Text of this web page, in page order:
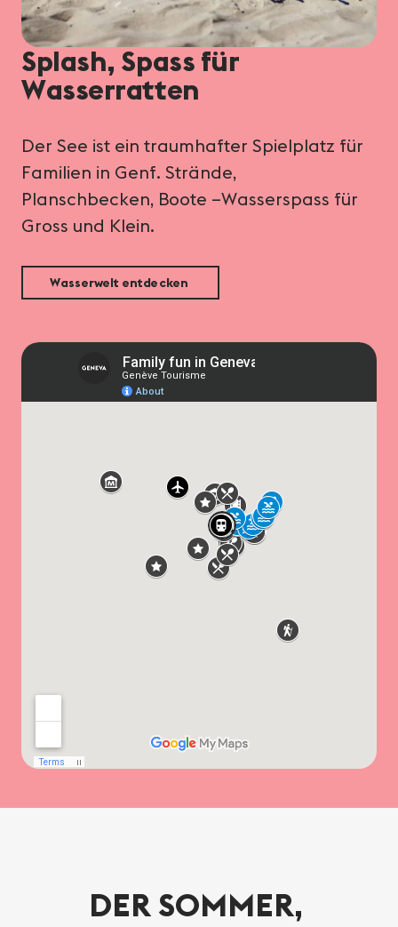
Splash, Spass für
Wasserratten
Der See ist ein traumhafter Spielplatz für
Familien in Genf. Strände,
Planschbecken, Boote –Wasserspass für
Gross und Klein.
Wasserwelt entdecken
DER SOMMER,